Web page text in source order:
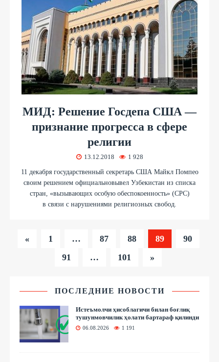
МИД: Решение Госдепа США —
признание прогресса в сфере
религии
13.12.2018 1 928
11 декабря государственный секретарь США Майкл Помпео
своим решением официальновывел Узбекистан из списка
стран, «вызывающих особую обеспокоенность» (СРС)
в связи с нарушениями религиозных свобод.
« 1 … 87 88 89
90
91
… 101 »
ПОСЛЕДНИЕ НОВОСТИ
Истеъмолчи ҳисоблагичи билан боғлиқ
тушунмовчилик ҳолати бартараф қилинди
06.08.2026 1 191